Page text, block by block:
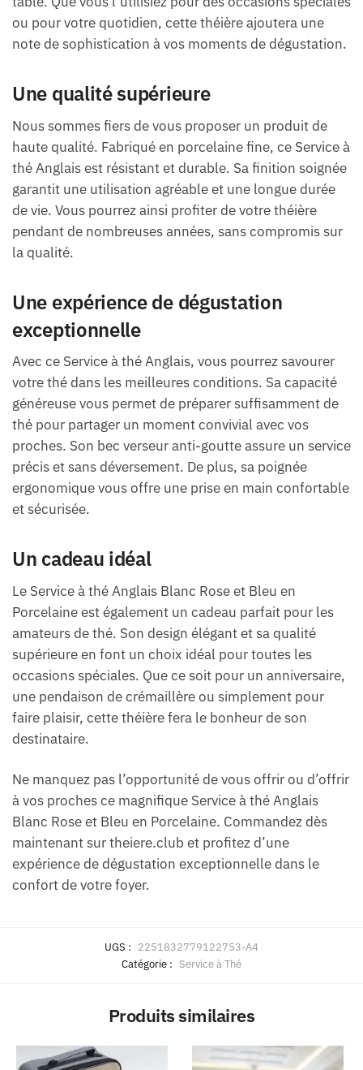
ou pour votre quotidien, cette théière ajoutera une
note de sophistication à vos moments de dégustation.
Une qualité supérieure
Nous sommes fiers de vous proposer un produit de
haute qualité. Fabriqué en porcelaine fine, ce Service à
thé Anglais est résistant et durable. Sa finition soignée
garantit une utilisation agréable et une longue durée
de vie. Vous pourrez ainsi profiter de votre théière
pendant de nombreuses années, sans compromis sur
la qualité.
Une expérience de dégustation
exceptionnelle
Avec ce Service à thé Anglais, vous pourrez savourer
votre thé dans les meilleures conditions. Sa capacité
généreuse vous permet de préparer suffisamment de
thé pour partager un moment convivial avec vos
proches. Son bec verseur anti-goutte assure un service
précis et sans déversement. De plus, sa poignée
ergonomique vous offre une prise en main confortable
et sécurisée.
Un cadeau idéal
Le Service à thé Anglais Blanc Rose et Bleu en
Porcelaine est également un cadeau parfait pour les
amateurs de thé. Son design élégant et sa qualité
supérieure en font un choix idéal pour toutes les
occasions spéciales. Que ce soit pour un anniversaire,
une pendaison de crémaillère ou simplement pour
faire plaisir, cette théière fera le bonheur de son
destinataire.
Ne manquez pas l’opportunité de vous offrir ou d’offrir
à vos proches ce magnifique Service à thé Anglais
Blanc Rose et Bleu en Porcelaine. Commandez dès
maintenant sur theiere.club et profitez d’une
expérience de dégustation exceptionnelle dans le
confort de votre foyer.
UGS : 2251832779122753-A4
Catégorie : Service à Thé
Produits similaires